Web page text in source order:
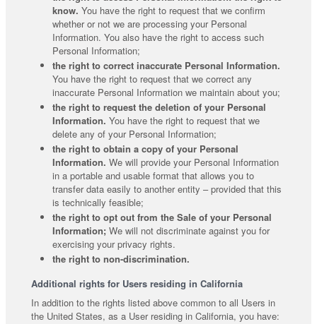
know. You have the right to request that we confirm
whether or not we are processing your Personal
Information. You also have the right to access such
Personal Information;
the right to correct inaccurate Personal Information.
You have the right to request that we correct any
inaccurate Personal Information we maintain about you;
the right to request the deletion of your Personal
Information. You have the right to request that we
delete any of your Personal Information;
the right to obtain a copy of your Personal
Information. We will provide your Personal Information
in a portable and usable format that allows you to
transfer data easily to another entity – provided that this
is technically feasible;
the right to opt out from the Sale of your Personal
Information; We will not discriminate against you for
exercising your privacy rights.
the right to non-discrimination.
Additional rights for Users residing in California
In addition to the rights listed above common to all Users in
the United States, as a User residing in California, you have: